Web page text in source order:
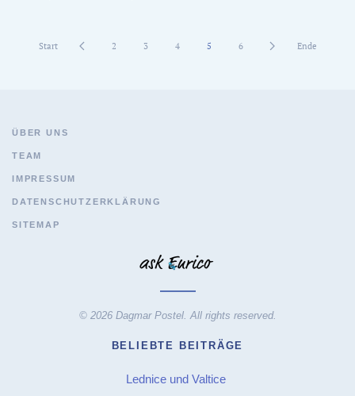
Start 2 3 4 5 6 Ende
ÜBER UNS
TEAM
IMPRESSUM
DATENSCHUTZERKLÄRUNG
SITEMAP
© 2026 Dagmar Postel. All rights reserved.
BELIEBTE BEITRÄGE
Lednice und Valtice